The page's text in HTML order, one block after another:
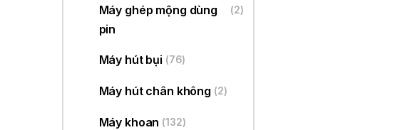
Máy ghép mộng dùng
pin
(2)
Máy hút bụi (76)
Máy hút chân không (2)
Máy khoan (132)